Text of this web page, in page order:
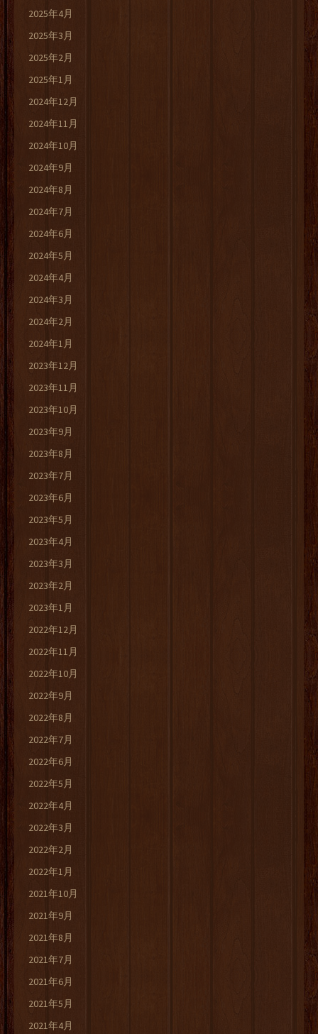
2025年4月
2025年3月
2025年2月
2025年1月
2024年12月
2024年11月
2024年10月
2024年9月
2024年8月
2024年7月
2024年6月
2024年5月
2024年4月
2024年3月
2024年2月
2024年1月
2023年12月
2023年11月
2023年10月
2023年9月
2023年8月
2023年7月
2023年6月
2023年5月
2023年4月
2023年3月
2023年2月
2023年1月
2022年12月
2022年11月
2022年10月
2022年9月
2022年8月
2022年7月
2022年6月
2022年5月
2022年4月
2022年3月
2022年2月
2022年1月
2021年10月
2021年9月
2021年8月
2021年7月
2021年6月
2021年5月
2021年4月